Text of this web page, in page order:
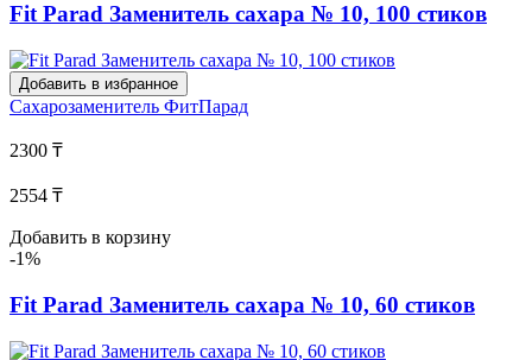
Fit Parad Заменитель сахара № 10, 100 стиков
Добавить в избранное
Сахарозаменитель ФитПарад
2300 ₸
2554 ₸
Добавить в корзину
-1%
Fit Parad Заменитель сахара № 10, 60 стиков